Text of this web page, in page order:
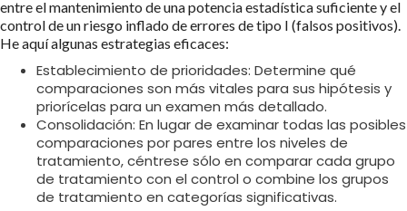
entre el mantenimiento de una potencia estadística suficiente y el
control de un riesgo inflado de errores de tipo I (falsos positivos).
He aquí algunas estrategias eficaces:
Establecimiento de prioridades: Determine qué
comparaciones son más vitales para sus hipótesis y
priorícelas para un examen más detallado.
Consolidación: En lugar de examinar todas las posibles
comparaciones por pares entre los niveles de
tratamiento, céntrese sólo en comparar cada grupo
de tratamiento con el control o combine los grupos
de tratamiento en categorías significativas.